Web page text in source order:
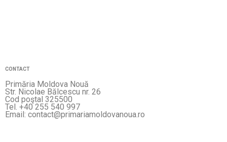
CONTACT
Primăria Moldova Nouă
Str. Nicolae Bălcescu nr. 26
Cod poştal 325500
Tel. +40 255 540 997
Email: contact@primariamoldovanoua.ro